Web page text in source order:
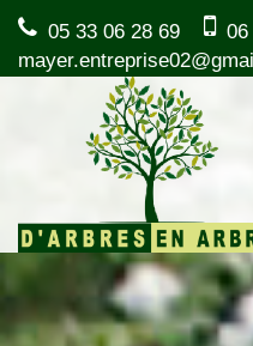
05 33 06 28 69
06